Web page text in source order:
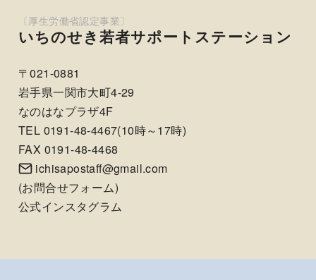
いちのせき若者サポートステーション
〒021-0881
岩手県一関市大町4-29
なのはなプラザ4F
TEL 0191-48-4467(10時～17時)
FAX 0191-48-4468
ichisapostaff@gmail.com
(お問合せフォーム)
公式インスタグラム